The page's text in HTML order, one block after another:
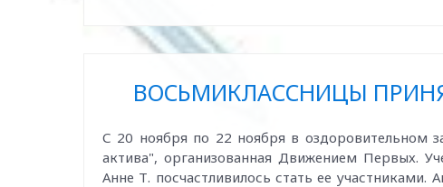
ВОСЬМИКЛАССНИЦЫ
С 20 ноября по 22 ноября в оздоровительном
актива", организованная Движением Первых.
Анне Т. посчастливилось стать ее